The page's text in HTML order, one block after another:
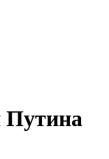
Путина